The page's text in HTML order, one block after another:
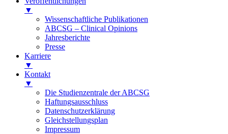
▼
Wissenschaftliche Publikationen
ABCSG – Clinical Opinions
Jahresberichte
Presse
Karriere
▼
Kontakt
▼
Die Studienzentrale der ABCSG
Haftungsausschluss
Datenschutzerklärung
Gleichstellungsplan
Impressum